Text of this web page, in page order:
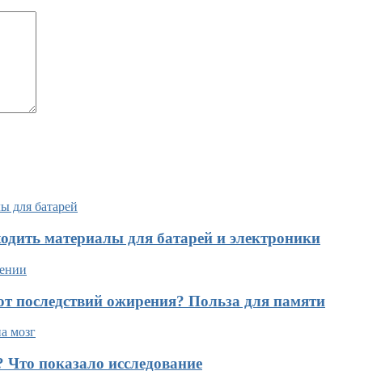
материалы для батарей и электроники
последствий ожирения? Польза для памяти
показало исследование